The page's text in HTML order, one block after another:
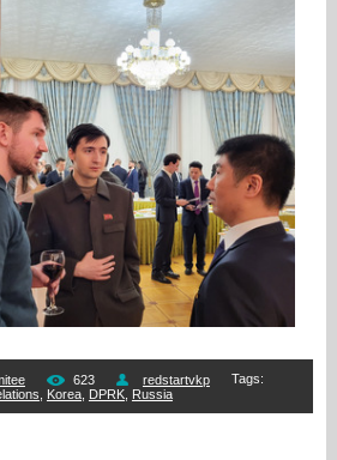
623 redstartvkp Tags:
Korea, DPRK, Russia